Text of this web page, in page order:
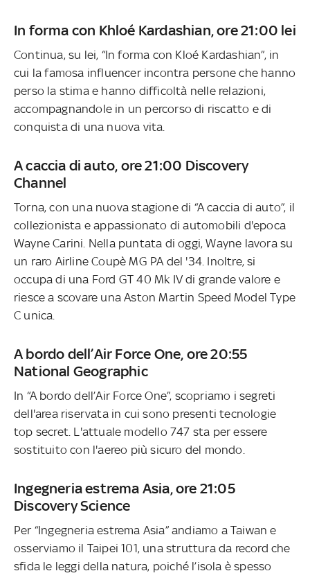
In forma con Khloé Kardashian, ore 21:00 lei
Continua, su lei, “In forma con Kloé Kardashian”, in
cui la famosa influencer incontra persone che hanno
perso la stima e hanno difficoltà nelle relazioni,
accompagnandole in un percorso di riscatto e di
conquista di una nuova vita.
A caccia di auto, ore 21:00 Discovery
Channel
Torna, con una nuova stagione di “A caccia di auto”, il
collezionista e appassionato di automobili d'epoca
Wayne Carini. Nella puntata di oggi, Wayne lavora su
un raro Airline Coupè MG PA del '34. Inoltre, si
occupa di una Ford GT 40 Mk IV di grande valore e
riesce a scovare una Aston Martin Speed Model Type
C unica.
A bordo dell’Air Force One, ore 20:55
National Geographic
In “A bordo dell’Air Force One”, scopriamo i segreti
dell'area riservata in cui sono presenti tecnologie
top secret. L'attuale modello 747 sta per essere
sostituito con l'aereo più sicuro del mondo.
Ingegneria estrema Asia, ore 21:05
Discovery Science
Per “Ingegneria estrema Asia” andiamo a Taiwan e
osserviamo il Taipei 101, una struttura da record che
sfida le leggi della natura, poiché l’isola è spesso